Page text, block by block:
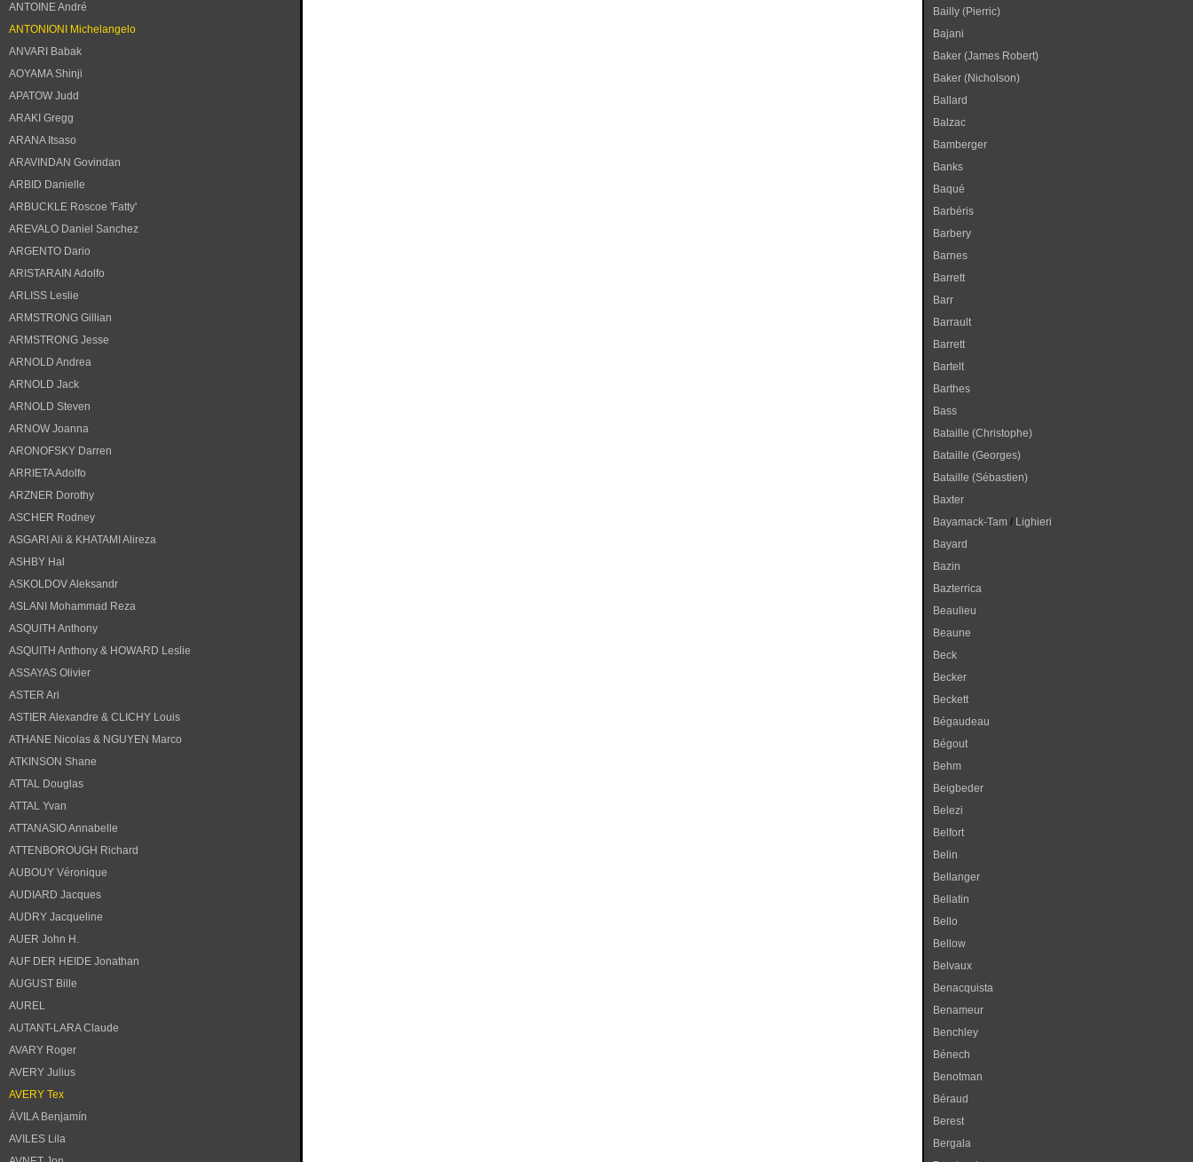
ANTOINE André
ANTONIONI Michelangelo
ANVARI Babak
AOYAMA Shinji
APATOW Judd
ARAKI Gregg
ARANA Itsaso
ARAVINDAN Govindan
ARBID Danielle
ARBUCKLE Roscoe 'Fatty'
AREVALO Daniel Sanchez
ARGENTO Dario
ARISTARAIN Adolfo
ARLISS Leslie
ARMSTRONG Gillian
ARMSTRONG Jesse
ARNOLD Andrea
ARNOLD Jack
ARNOLD Steven
ARNOW Joanna
ARONOFSKY Darren
ARRIETA Adolfo
ARZNER Dorothy
ASCHER Rodney
ASGARI Ali & KHATAMI Alireza
ASHBY Hal
ASKOLDOV Aleksandr
ASLANI Mohammad Reza
ASQUITH Anthony
ASQUITH Anthony & HOWARD Leslie
ASSAYAS Olivier
ASTER Ari
ASTIER Alexandre & CLICHY Louis
ATHANE Nicolas & NGUYEN Marco
ATKINSON Shane
ATTAL Douglas
ATTAL Yvan
ATTANASIO Annabelle
ATTENBOROUGH Richard
AUBOUY Véronique
AUDIARD Jacques
AUDRY Jacqueline
AUER John H.
AUF DER HEIDE Jonathan
AUGUST Bille
AUREL
AUTANT-LARA Claude
AVARY Roger
AVERY Julius
AVERY Tex
ÁVILA Benjamín
AVILES Lila
Bailly (Pierric)
Bajani
Baker (James Robert)
Baker (Nicholson)
Ballard
Balzac
Bamberger
Banks
Baqué
Barbéris
Barbery
Barnes
Barrett
Barr
Barrault
Barrett
Bartelt
Barthes
Bass
Bataille (Christophe)
Bataille (Georges)
Bataille (Sébastien)
Baxter
Bayamack-Tam / Lighieri
Bayard
Bazin
Bazterrica
Beaulieu
Beaune
Beck
Becker
Beckett
Bégaudeau
Bégout
Behm
Beigbeder
Belezi
Belfort
Belin
Bellanger
Bellatin
Bello
Bellow
Belvaux
Benacquista
Benameur
Benchley
Bénech
Benotman
Béraud
Berest
Bergala